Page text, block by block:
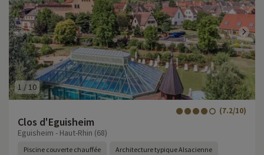
1 / 10
Clos d'Eguisheim
(7.2/10)
Eguisheim - Haut-Rhin (68)
Piscine couverte chauffée Architecture typique Alsacienne